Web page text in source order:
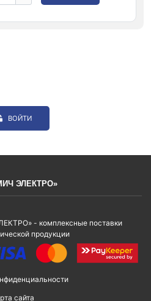
ВОЙТИ
ЭЛЕКТРО»
- комплексные поставки
продукции
сайта